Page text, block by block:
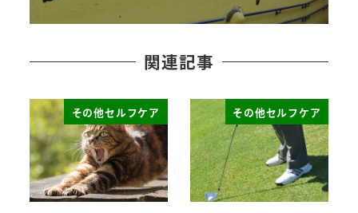
関連記事
その他セルフケア その他セルフケア